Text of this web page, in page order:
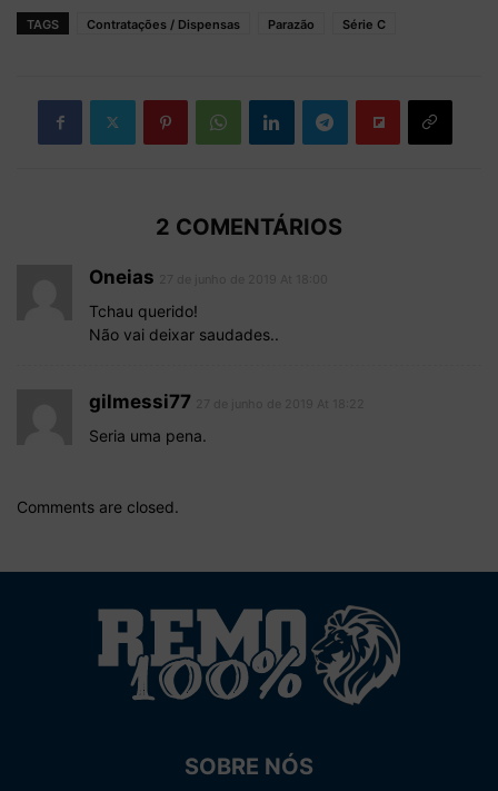
TAGS Contratações / Dispensas Parazão Série C
2 COMENTÁRIOS
Oneias
Tchau querido!
Não vai deixar saudades..
gilmessi77
Seria uma pena.
Comments are closed.
SOBRE NÓS